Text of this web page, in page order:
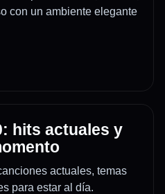
con un ambiente elegante
hits actuales y
actuales, temas
para estar al día.